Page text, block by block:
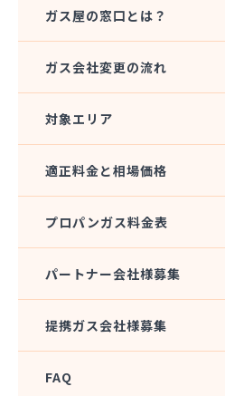
(株)サイサン 下妻営業所
(株)たびや
(株)ツカダ
(株)ハコモリ
(株)ミツウロコ 常総つくば店
(株)ミヤウチ
(株)ミヤタ
(株)ヨシバ
(株)ライフレッシュイワタ
(株)伊藤商店
(株)井上善兵衛
(株)横田エネルギーサプライ
ガス屋の窓口とは？
ガス会社変更の流れ
対象エリア
適正料金と相場価格
プロパンガス料金表
パートナー会社様募集
提携ガス会社様募集
FAQ